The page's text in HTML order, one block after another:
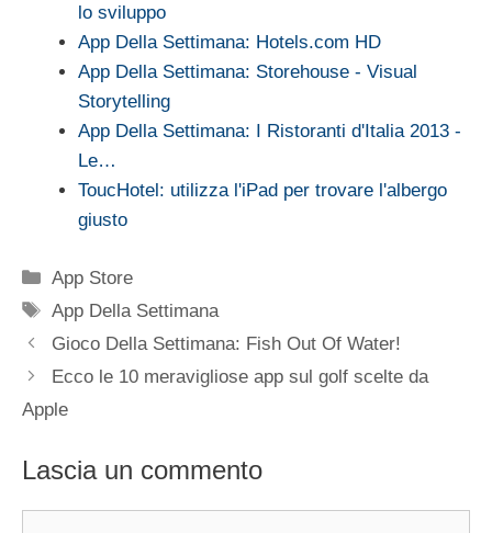
lo sviluppo
App Della Settimana: Hotels.com HD
App Della Settimana: Storehouse - Visual
Storytelling
App Della Settimana: I Ristoranti d'Italia 2013 -
Le…
ToucHotel: utilizza l'iPad per trovare l'albergo
giusto
Categorie
App Store
Tag
App Della Settimana
Gioco Della Settimana: Fish Out Of Water!
Ecco le 10 meravigliose app sul golf scelte da
Apple
Lascia un commento